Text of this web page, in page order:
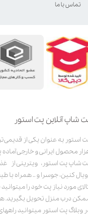
شاپ آنلاین پت استور
محصول ایرانی و خارجی
شاپ پت استور، ویترینی از
کنین، جوسرا و .. همراه با
مورد نیاز پت خود را
درب منزل تحویل بگیرید.
وبلاگ پت استور میتوانید
تماس با ما